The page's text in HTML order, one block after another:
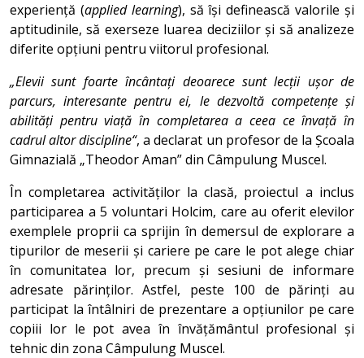
experiență (applied learning), să își definească valorile și
aptitudinile, să exerseze luarea deciziilor și să analizeze
diferite opțiuni pentru viitorul profesional.
„Elevii sunt foarte încântați deoarece sunt lecții ușor de
parcurs, interesante pentru ei, le dezvoltă competențe și
abilități pentru viață în completarea a ceea ce învață în
cadrul altor discipline“, a declarat un profesor de la Școala
Gimnazială „Theodor Aman” din Câmpulung Muscel.
În completarea activităților la clasă, proiectul a inclus
participarea a 5 voluntari Holcim, care au oferit elevilor
exemplele proprii ca sprijin în demersul de explorare a
tipurilor de meserii și cariere pe care le pot alege chiar
în comunitatea lor, precum și sesiuni de informare
adresate părinților. Astfel, peste 100 de părinți au
participat la întâlniri de prezentare a opțiunilor pe care
copiii lor le pot avea în învățământul profesional și
tehnic din zona Câmpulung Muscel.